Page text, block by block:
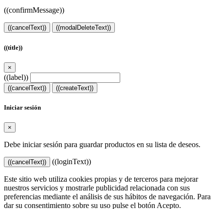
((confirmMessage))
((cancelText)) ((modalDeleteText))
((title))
×
((label))
((cancelText)) ((createText))
Iniciar sesión
×
Debe iniciar sesión para guardar productos en su lista de deseos.
((cancelText)) ((loginText))
Este sitio web utiliza cookies propias y de terceros para mejorar
nuestros servicios y mostrarle publicidad relacionada con sus
preferencias mediante el análisis de sus hábitos de navegación. Para
dar su consentimiento sobre su uso pulse el botón Acepto.